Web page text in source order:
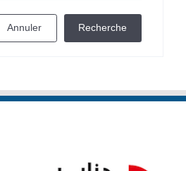
Annuler Recherche